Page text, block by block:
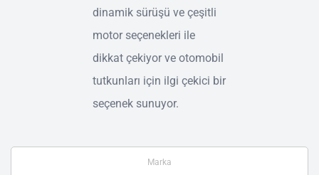
dinamik sürüşü ve çeşitli
motor seçenekleri ile
dikkat çekiyor ve otomobil
tutkunları için ilgi çekici bir
seçenek sunuyor.
Marka